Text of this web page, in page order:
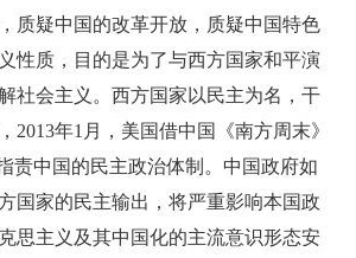
质疑中国的改革开放，质疑中国特色
性质，目的是为了与西方国家和平演
社会主义。西方国家以民主为名，干
2013年1月，美国借中国《南方周末》
责中国的民主政治体制。中国政府如
国家的民主输出，将严重影响本国政
思主义及其中国化的主流意识形态安